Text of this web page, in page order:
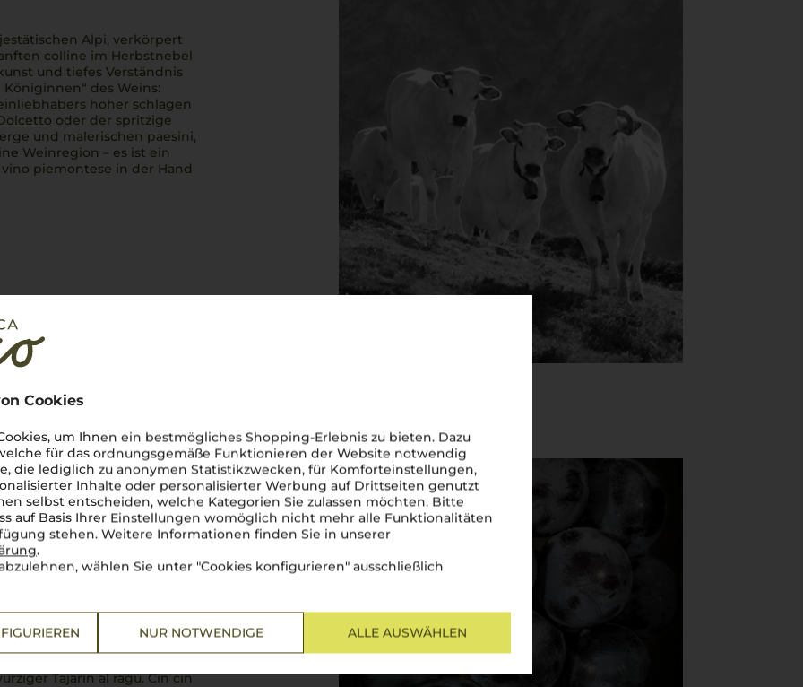
Cookies
um Ihnen ein bestmögliches Shopping-Erlebnis zu bieten. Dazu
für das ordnungsgemäße Funktionieren der Website notwendig
die lediglich zu anonymen Statistikzwecken, für Komforteinstellungen,
Inhalte oder personalisierter Werbung auf Drittseiten genutzt
selbst entscheiden, welche Kategorien Sie zulassen möchten. Bitte
auf Basis Ihrer Einstellungen womöglich nicht mehr alle Funktionalitäten
stehen. Weitere Informationen finden Sie in unserer
.
wählen Sie unter "Cookies konfigurieren" ausschließlich
NUR NOTWENDIGE ALLE AUSWÄHLEN
Alpi, verkörpert
colline im Herbstnebel
und tiefes Verständnis
des Weins:
höher schlagen
oder der spritzige
und malerischen paesini,
Weinregion – es ist ein
vino piemontese in der Hand
Weinkultur auf höchstem
der
Aromen von Rosen,
Langlebigkeit,
WeineBarolo
Gaumen ein
Gerichten der
Tajarin al ragù.Cin cin